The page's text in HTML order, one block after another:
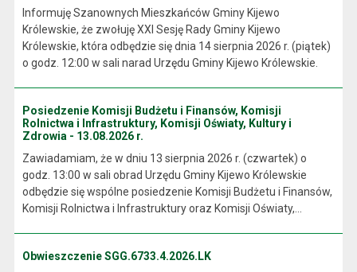
Informuję Szanownych Mieszkańców Gminy Kijewo
Królewskie, że zwołuję XXI Sesję Rady Gminy Kijewo
Królewskie, która odbędzie się dnia 14 sierpnia 2026 r. (piątek)
o godz. 12:00 w sali narad Urzędu Gminy Kijewo Królewskie.
Posiedzenie Komisji Budżetu i Finansów, Komisji
Rolnictwa i Infrastruktury, Komisji Oświaty, Kultury i
Zdrowia - 13.08.2026 r.
Zawiadamiam, że w dniu 13 sierpnia 2026 r. (czwartek) o
godz. 13:00 w sali obrad Urzędu Gminy Kijewo Królewskie
odbędzie się wspólne posiedzenie Komisji Budżetu i Finansów,
Komisji Rolnictwa i Infrastruktury oraz Komisji Oświaty,...
Obwieszczenie SGG.6733.4.2026.LK